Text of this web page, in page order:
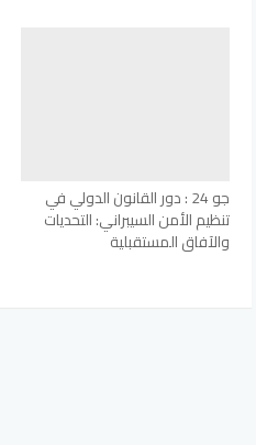
جو 24 : دور القانون الدولي في
تنظيم الأمن السيبراني: التحديات
والآفاق المستقبلية